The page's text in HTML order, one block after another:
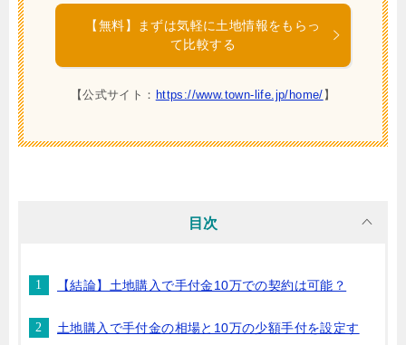
【無料】まずは気軽に土地情報をもらっ
て比較する
【公式サイト： https://www.town-life.jp/home/ 】
目次
【結論】土地購入で手付金10万での契約は可能？
土地購入で手付金の相場と10万の少額手付を設定す